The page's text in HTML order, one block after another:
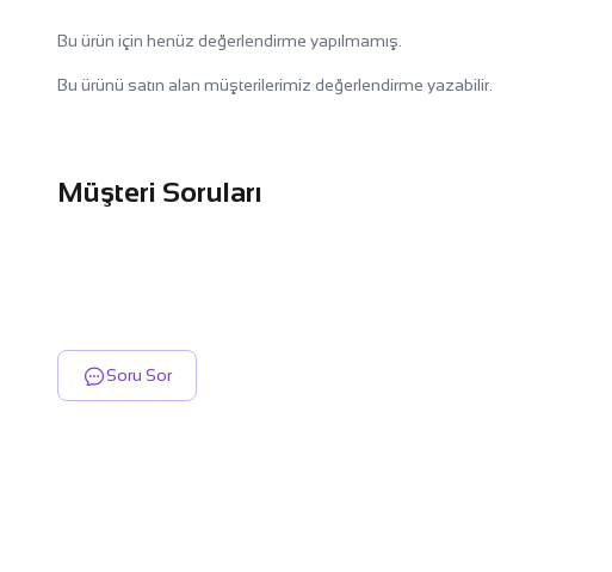
Bu ürün için henüz değerlendirme yapılmamış.
Bu ürünü satın alan müşterilerimiz değerlendirme yazabilir.
Müşteri Soruları
Soru Sor